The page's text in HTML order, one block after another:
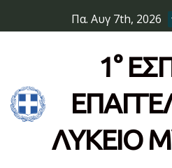
to
Πα. Αυγ 7th, 2026
1°
ΛΥΚΕΙΟ